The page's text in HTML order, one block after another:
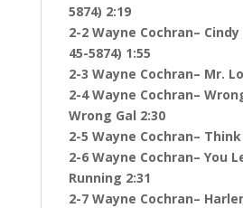
5874) 2:19
2-2 Wayne Cochran–
45-5874) 1:55
2-3 Wayne Cochran– Mr.
2-4 Wayne Cochran–
Wrong Gal 2:30
2-5 Wayne Cochran– Think
2-6 Wayne Cochran– You
Running 2:31
2-7 Wayne Cochran–